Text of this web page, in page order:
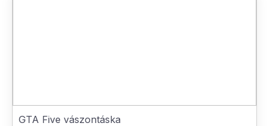
GTA Five vászontáska